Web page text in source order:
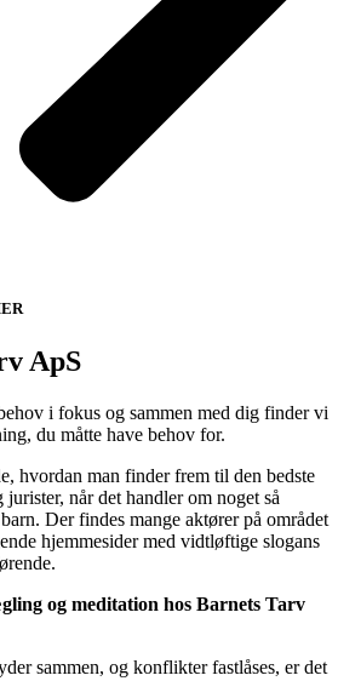
ApS
i fokus og sammen med dig finder vi
du måtte have behov for.
hvordan man finder frem til den bedste
når det handler om noget så
Der findes mange aktører på området
hjemmesider med vidtløftige slogans
og meditation hos Barnets Tarv
sammen, og konflikter fastlåses, er det